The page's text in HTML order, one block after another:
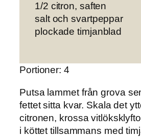
1/2 citron, saften
salt och svartpeppar
plockade timjanblad
Portioner: 4
Putsa lammetfrån grova
fettet sitta kvar. Skala det
citronen, krossa
i köttet tillsammans med